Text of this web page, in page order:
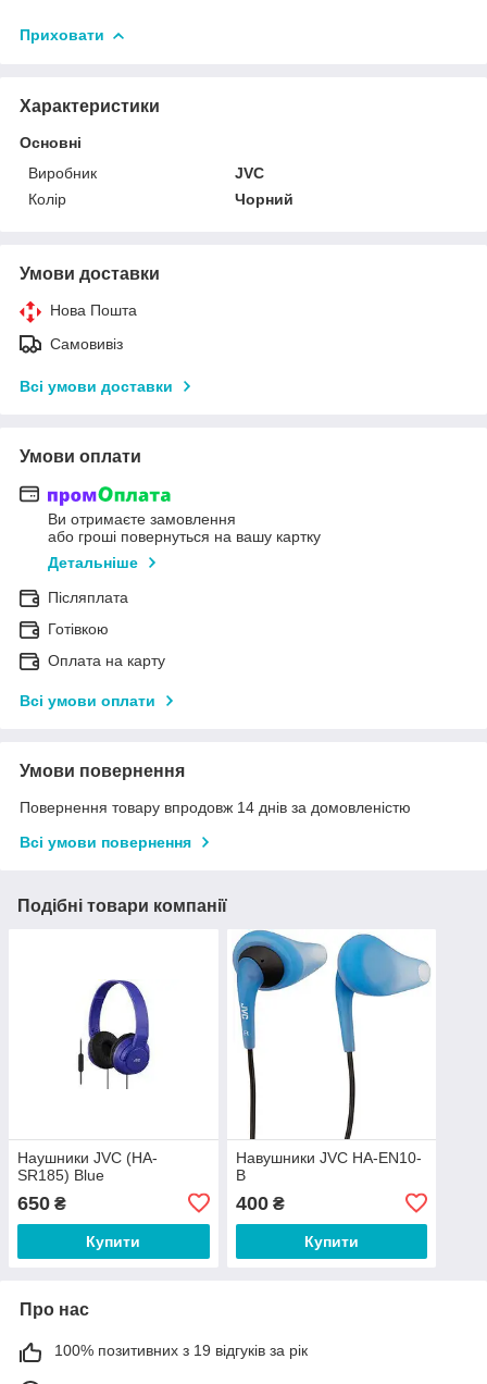
Приховати
Характеристики
Основні
Виробник
JVC
Колір
Чорний
Умови доставки
Нова Пошта
Самовивіз
Всі умови доставки
Умови оплати
Ви отримаєте замовлення
або гроші повернуться на вашу картку
Детальніше
Післяплата
Готівкою
Оплата на карту
Всі умови оплати
Умови повернення
Повернення товару впродовж 14 днів за домовленістю
Всі умови повернення
Подібні товари компанії
Наушники JVC (HA-
SR185) Blue
650 ₴
Купити
Навушники JVC HA-EN10-
B
400₴
Купити
Про нас
100% позитивних з 19 відгуків за рік